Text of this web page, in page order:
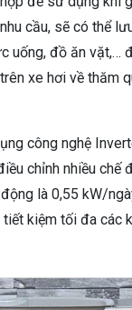
cầu, sẽ có thể
uống, đồ ăn vặt,…
xe hơi về thăm
công nghệ
chỉnh nhiều chế
là 0,55 kW/
kiệm tối đa các